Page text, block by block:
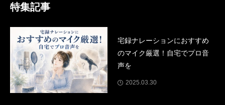
んに少しお話しさせていただきます。この名前に込めた想いとともに、トビ
特集記事
宅録ナレーションにおすすめ
のマイク厳選！自宅でプロ音
声を
2025.03.30